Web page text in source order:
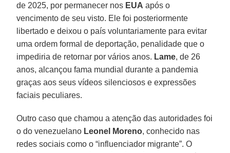
de 2025, por permanecer nos EUA após o
vencimento de seu visto. Ele foi posteriormente
libertado e deixou o país voluntariamente para evitar
uma ordem formal de deportação, penalidade que o
impediria de retornar por vários anos. Lame, de 26
anos, alcançou fama mundial durante a pandemia
graças aos seus vídeos silenciosos e expressões
faciais peculiares.
Outro caso que chamou a atenção das autoridades foi
o do venezuelano Leonel Moreno, conhecido nas
redes sociais como o “influenciador migrante”. O